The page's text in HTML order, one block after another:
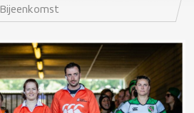
Bijeenkomst